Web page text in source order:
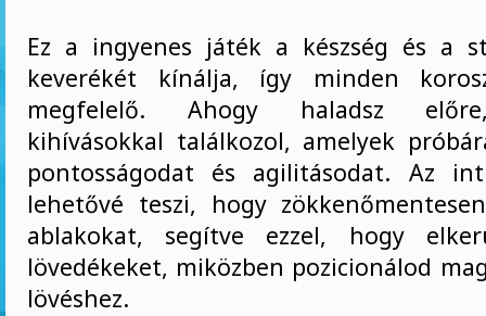
Ez a ingyenes játék a készség és a
keverékét kínálja, így minden
megfelelő. Ahogy haladsz
kihívásokkal találkozol, amelyek
pontosságodat és agilitásodat. Az
lehetővé teszi, hogy
ablakokat, segítve ezzel, hogy
lövedékeket, miközben pozicionálod
lövéshez.